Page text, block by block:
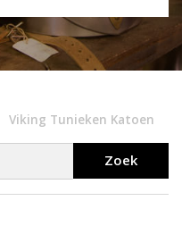
Viking Tunieken Katoen
Zoek